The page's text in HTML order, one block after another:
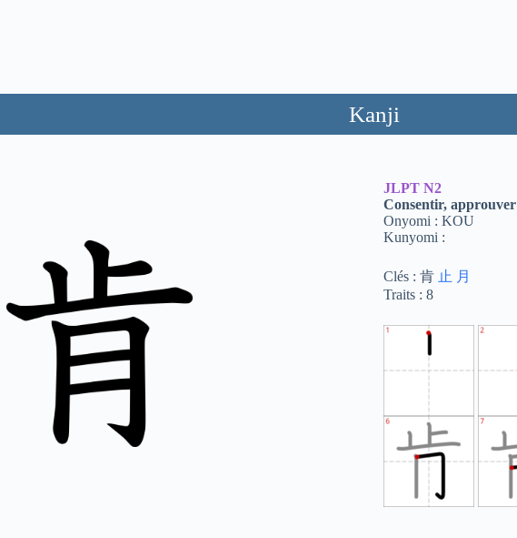
Kanji
JLPT N2
Consentir, approuver
Onyomi : KOU
Kunyomi :
Clés : 肯 止 月
Traits : 8